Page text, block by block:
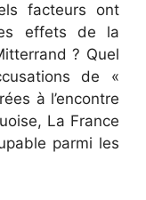
facteurs ont
effets de la
? Quel
de «
à l’encontre
La France
parmi les